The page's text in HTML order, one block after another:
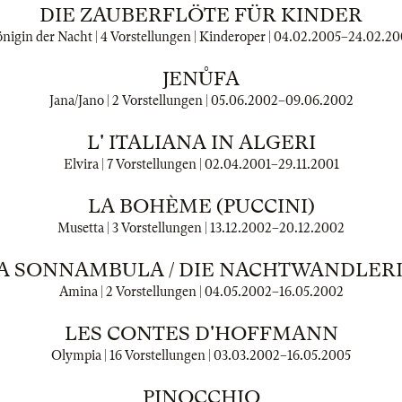
DIE ZAUBERFLÖTE FÜR KINDER
der Nacht | 4 Vorstellungen | Kinderoper | 04.02.2005–
JENŮFA
Jana/Jano | 2 Vorstellungen | 05.06.2002–09.06.2002
L' ITALIANA IN ALGERI
Elvira | 7 Vorstellungen | 02.04.2001–29.11.2001
LA BOHÈME (PUCCINI)
Musetta | 3 Vorstellungen | 13.12.2002–20.12.2002
SONNAMBULA / DIE
Amina | 2 Vorstellungen | 04.05.2002–16.05.2002
LES CONTES D'HOFFMANN
Olympia | 16 Vorstellungen | 03.03.2002–16.05.2005
PINOCCHIO